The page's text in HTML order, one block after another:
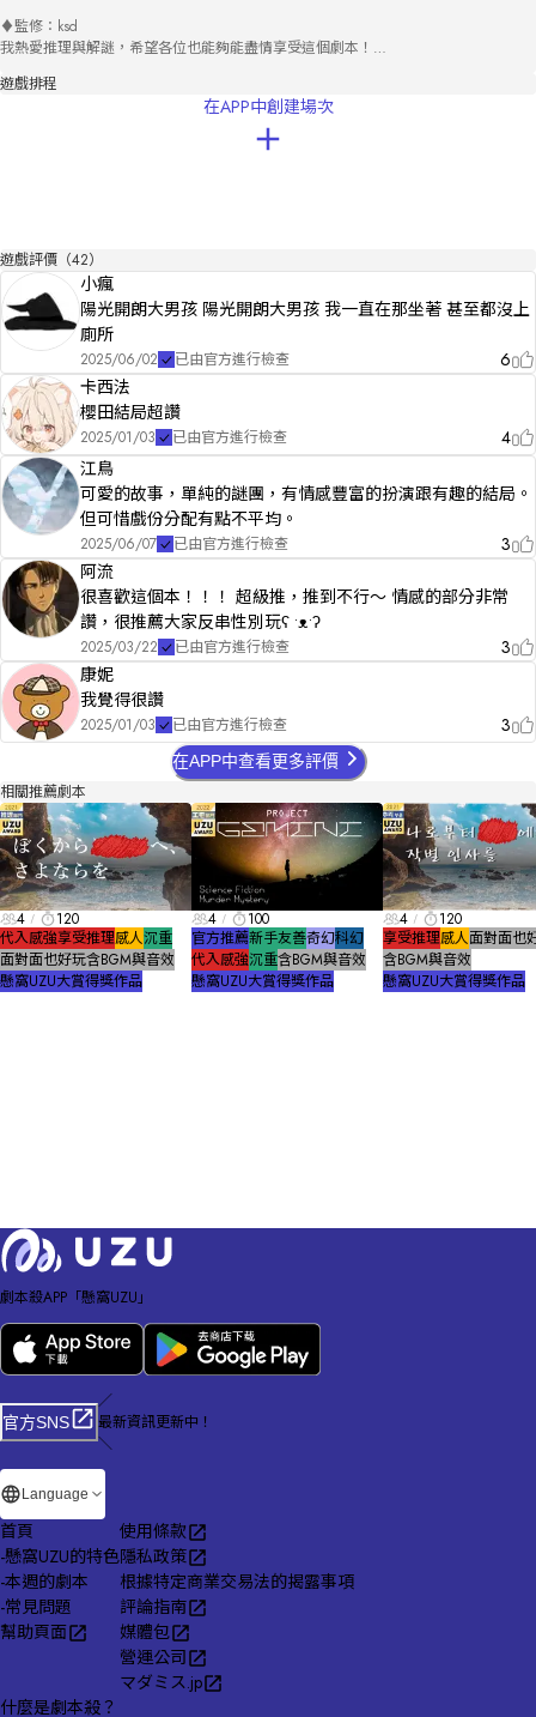
♦監修：ksd
我熱愛推理與解謎，希望各位也能夠能盡情享受這個劇本！
◌.₊⋆……………………………………………………………………………
◌.₊⋆……………………………………………………………………………
遊戲排程
在APP中創建場次
遊戲評價（42）
小瘋
陽光開朗大男孩 陽光開朗大男孩 我一直在那坐著 甚至都沒上
廁所
2025/06/02 已由官方進行檢查
6
卡西法
櫻田結局超讚
2025/01/03 已由官方進行檢查
4
江鳥
可愛的故事，單純的謎團，有情感豐富的扮演跟有趣的結局。
但可惜戲份分配有點不平均。
2025/06/07 已由官方進行檢查
3
阿流
很喜歡這個本！！！ 超級推，推到不行～ 情感的部分非常
讚，很推薦大家反串性別玩ʕ •ᴥ•ʔ
2025/03/22 已由官方進行檢查
3
康妮
我覺得很讚
2025/01/03 已由官方進行檢查 3
在APP中查看更多評價
相關推薦劇本
4
120
代入感強享受推理感人沉重
面對面也好玩含BGM與音效
懸窩UZU大賞得獎作品
4
100
官方推薦新手友善奇幻科幻
代入感強沉重含BGM與音效
懸窩UZU大賞得獎作品
4
120
享受推理感人面對面也
含BGM與音效
懸窩UZU大賞得獎作品
劇本殺APP「懸窩UZU」
官方SNS
／
最新資訊更新中！
＼
Language
首頁
-懸窩UZU的特色
-本週的劇本
-常見問題
幫助頁面
使用條款
隱私政策
根據特定商業交易法的揭露事項
評論指南
媒體包
營運公司
マダミス.jp
什麼是劇本殺？